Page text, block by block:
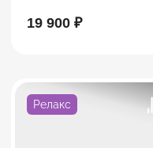
19 900 ₽
Релакс